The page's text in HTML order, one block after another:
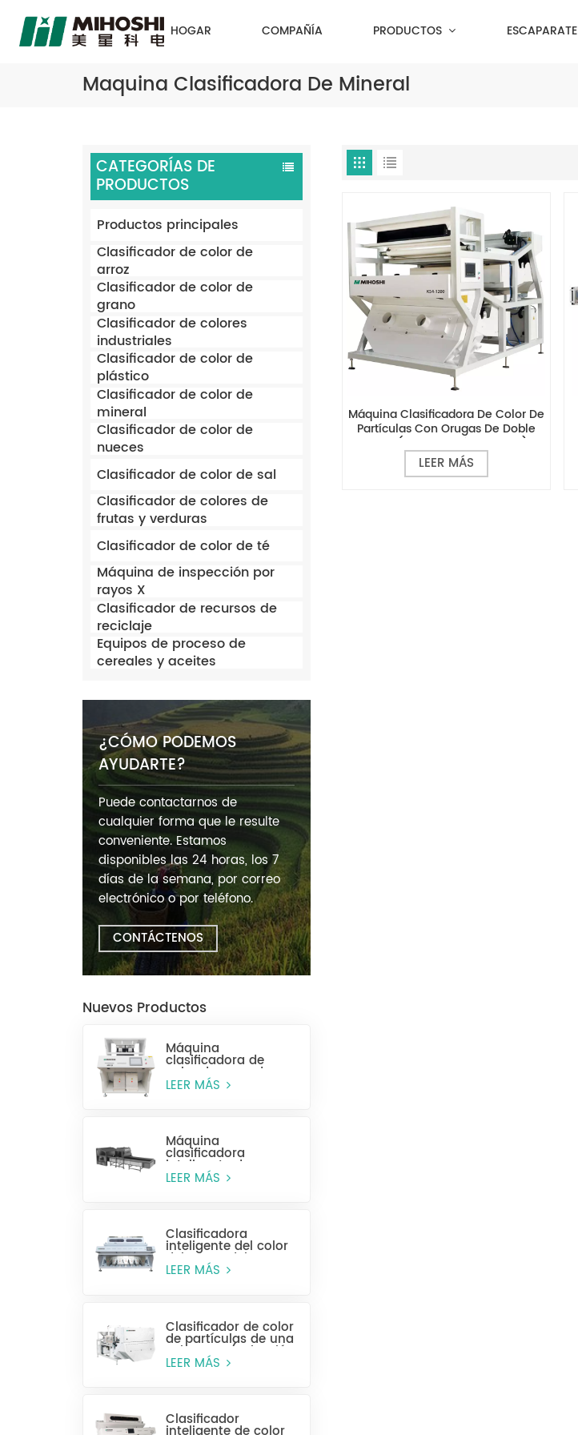
HOGAR COMPAÑÍA PRODUCTOS ESCAPARATE
Maquina Clasificadora De Mineral
CATEGORÍAS DE
PRODUCTOS
Productos principales
Clasificador de color de
arroz
Clasificador de color de
grano
Clasificador de colores
industriales
Clasificador de color de
plástico
Clasificador de color de
mineral
Clasificador de color de
nueces
Clasificador de color de sal
Clasificador de colores de
frutas y verduras
Clasificador de color de té
Máquina de inspección por
rayos X
Clasificador de recursos de
reciclaje
Equipos de proceso de
cereales y aceites
¿CÓMO PODEMOS
AYUDARTE?
Puede contactarnos de
cualquier forma que le resulte
conveniente. Estamos
disponibles las 24 horas, los 7
días de la semana, por correo
electrónico o por teléfono.
CONTÁCTENOS
Nuevos Productos
Máquina
clasificadora de
color de arroz de
alta eficiencia MR128
LEER MÁS
Máquina
clasificadora
inteligente de
plástico para
LEER MÁS
Clasificadora
inteligente del color
del grano del CCD
MG448
LEER MÁS
Clasificador de color
de partículas de una
sola capa (selección
húmeda)
LEER MÁS
Clasificador
Máquina Clasificadora De Color De
Partículas Con Orugas De Doble
Capa (clasificación En Seco)
LEER MÁS